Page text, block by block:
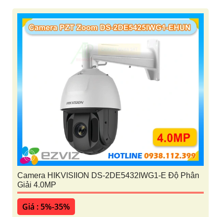
Camera HIKVISIION DS-2DE5432IWG1-E Độ Phân
Giải 4.0MP
Giá : 5%-35%